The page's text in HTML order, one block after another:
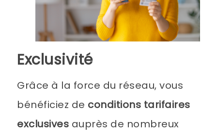
Exclusivité
Grâce à la force du réseau, vous
bénéficiez de conditions tarifaires
exclusives auprès de nombreux